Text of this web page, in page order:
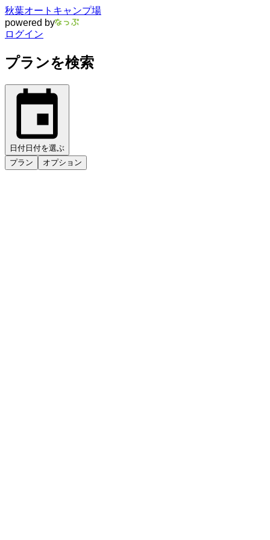
秋葉オートキャンプ場
powered by
ログイン
プランを検索
日付 日付を選ぶ
プラン
オプション